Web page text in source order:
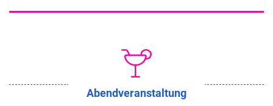
Abendveranstaltung